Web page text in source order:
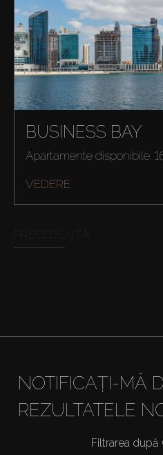
Închiriați
Vânzare
Off-Plan
Agenți
About Us
BUSINESS BAY
Apartamente disponibile:
VEDERE
NOTIFICAȚI-MĂ
REZULTATELE
Filtrarea după